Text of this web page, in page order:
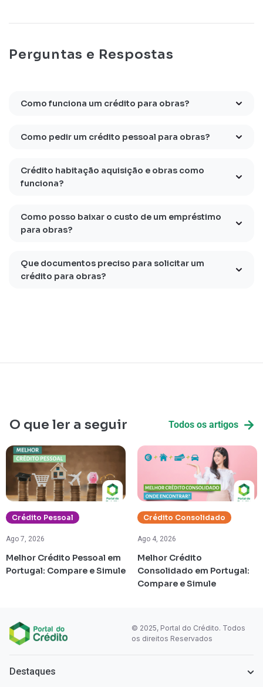
Perguntas e Respostas
Como funciona um crédito para obras?
Como pedir um crédito pessoal para obras?
Crédito habitação aquisição e obras como
funciona?
Como posso baixar o custo de um empréstimo
para obras?
Que documentos preciso para solicitar um
crédito para obras?
O que ler a seguir Todos os artigos
Crédito Pessoal
Ago 7, 2026
Melhor Crédito Pessoal em
Portugal: Compare e Simule
Crédito Consolidado
Ago 4, 2026
Melhor Crédito
Consolidado em Portugal:
Compare e Simule
© 2025, Portal do Crédito. Todos
os direitos Reservados
Destaques